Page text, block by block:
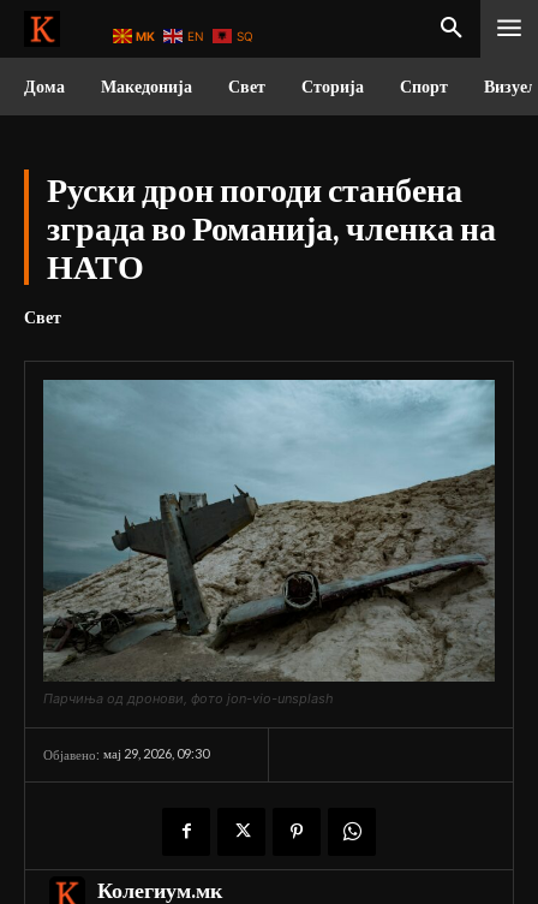
Дома Македонија Свет Сторија Спорт
Руски дрон погоди станбена
зграда во Романија, членка на
НАТО
Свет
Парчиња од дронови, фото jon-vio-unsplash
Објавено: мај 29, 2026, 09:30
Колегиум.мк
MK EN SQ